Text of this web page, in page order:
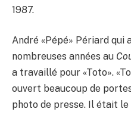
1987.
André «Pépé» Périard qui
nombreuses années au
a travaillé pour «Toto».
ouvert beaucoup de
photo de presse. Il était